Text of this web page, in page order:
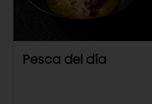
Pesca del día